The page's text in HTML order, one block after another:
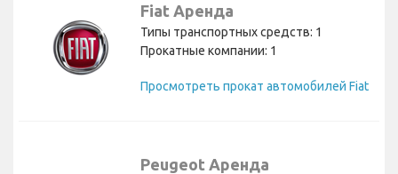
Fiat Аренда
Типы транспортных средств: 1
Прокатные компании: 1
Просмотреть прокат автомобилей Fiat
Peugeot Аренда